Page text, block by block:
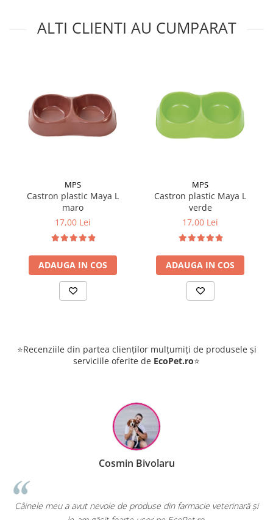
ALTI CLIENTI AU CUMPARAT
MPS
Castron plastic Maya L
maro
17,00 Lei
ADAUGA IN COS
MPS
Castron plastic Maya L
verde
17,00 Lei
ADAUGA IN COS
⭐Recenziile din partea clienților mulțumiți de produsele și
serviciile oferite de EcoPet.ro⭐
Cosmin Bivolaru
Câinele meu a avut nevoie de produse din farmacie veterinară și